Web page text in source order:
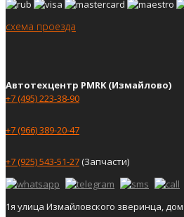
схема проезда
Автотехцентр PMRK (Измайлово)
+7 (495) 223-38-90
+7 (966) 389-20-47
+7 (925) 543-51-27(Запчасти)
1я улица Измайловского зверинца,